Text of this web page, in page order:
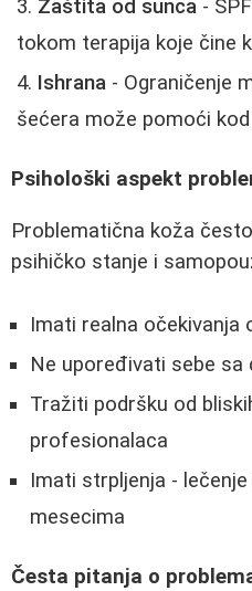
Zaštita od sunca -
tokom terapija koje čine
Ishrana - Ograničenje
šećera može pomoći
Psihološki aspekt
Problematična koža
psihičko stanje i
Imati realna
Ne upoređivati sebe sa
Tražiti podršku od
profesionalaca
Imati strpljenja -
mesecima
Česta pitanja o